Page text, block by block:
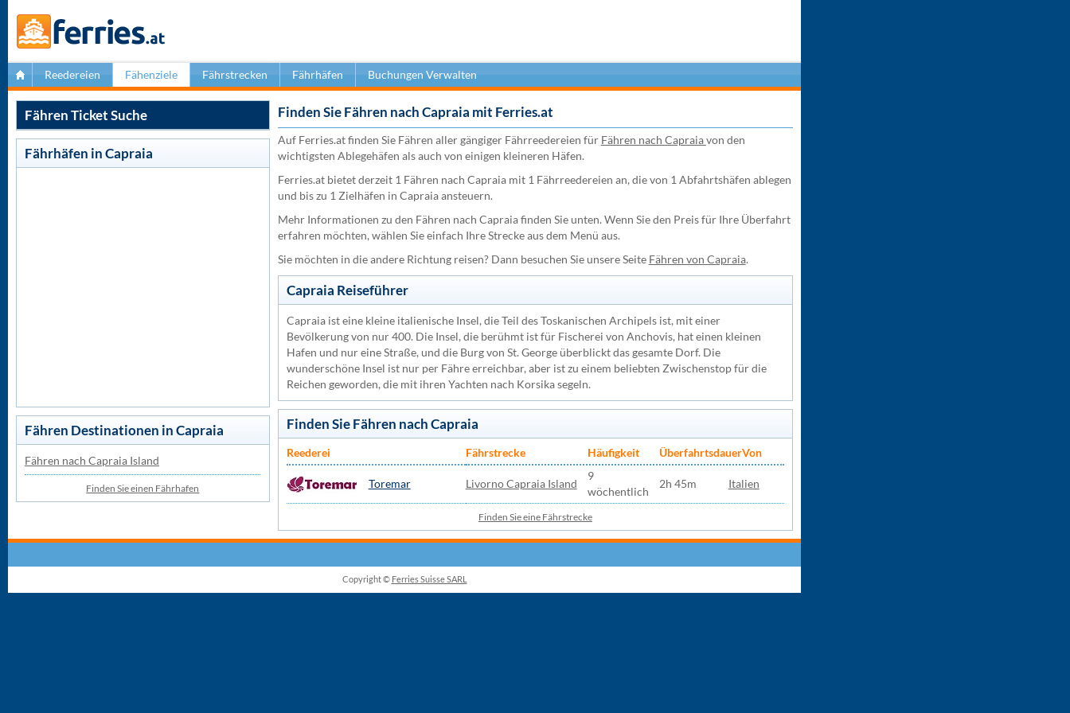
Reedereien Fähenziele Fährstrecken Fährhäfen Buchungen Verwalten
Fähren Ticket Suche
Fährhäfen in Capraia
Fähren Destinationen in Capraia
Fähren nach Capraia Island
Finden Sie einen Fährhafen
Finden Sie Fähren nach Capraia mit Ferries.at
Auf Ferries.at finden Sie Fähren aller gängiger Fährreedereien für Fähren nach Capraiavon den
wichtigsten Ablegehäfen als auch von einigen kleineren Häfen.
Ferries.at bietet derzeit 1 Fähren nach Capraia mit 1 Fährreedereien an, die von 1 Abfahrtshäfen ablegen
und bis zu 1 Zielhäfen in Capraia ansteuern.
Mehr Informationen zu den Fähren nach Capraia finden Sie unten. Wenn Sie den Preis für Ihre Überfahrt
erfahren möchten, wählen Sie einfach Ihre Strecke aus dem Menü aus.
Sie möchten in die andere Richtung reisen? Dann besuchen Sie unsere Seite Fähren von Capraia.
Capraia Reiseführer
Capraia ist eine kleine italienische Insel, die Teil des Toskanischen Archipels ist, mit einer
Bevölkerung von nur 400. Die Insel, die berühmt ist für Fischerei von Anchovis, hat einen kleinen
Hafen und nur eine Straße, und die Burg von St. George überblickt das gesamte Dorf. Die
wunderschöne Insel ist nur per Fähre erreichbar, aber ist zu einem beliebten Zwischenstop für die
Reichen geworden, die mit ihren Yachten nach Korsika segeln.
Finden Sie Fähren nach Capraia
Reederei Fährstrecke Häufigkeit ÜberfahrtsdauerVon
Toremar Livorno Capraia Island
9
wöchentlich
2h 45m Italien
Finden Sie eine Fährstrecke
Copyright © Ferries Suisse SARL